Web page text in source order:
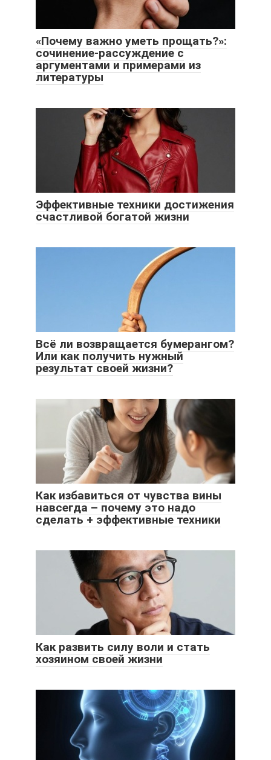
«Почему важно уметь прощать?»:
сочинение-рассуждение с
аргументами и примерами из
литературы
Эффективные техники достижения
счастливой богатой жизни
Всё ли возвращается бумерангом?
Или как получить нужный
результат своей жизни?
Как избавиться от чувства вины
навсегда – почему это надо
сделать + эффективные техники
Как развить силу воли и стать
хозяином своей жизни